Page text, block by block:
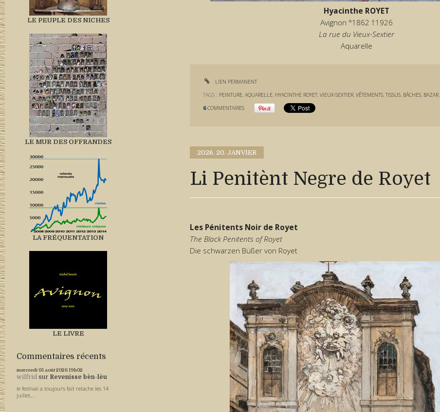
LE PEUPLE DES NICHES
LE MUR DES OFFRANDES
LA FRÉQUENTATION
LE LIVRE
Commentaires récents
mercredi 05 août 2026 19h02
wilfrid sur Revenisse bèn-lèu
le festival a toujours fait relache les 14
juillet,...
Hyacinthe ROYET
Avignon °1862 †1926
La rue du Vieux-Sextier
Aquarelle
LIEN PERMANENT
TAGS : PEINTURE, AQUARELLE, HYACINTHE ROYET, VIEUX-SEXTIER, VÊTEMENTS, TISSUS, BÂCHES, BAZAR,
6 COMMENTAIRES
2026. 20. JANVIER
Li Penitènt Negre de Royet
Les Pénitents Noir de Royet
The Black Penitents of Royet
Die schwarzen Büßer von Royet